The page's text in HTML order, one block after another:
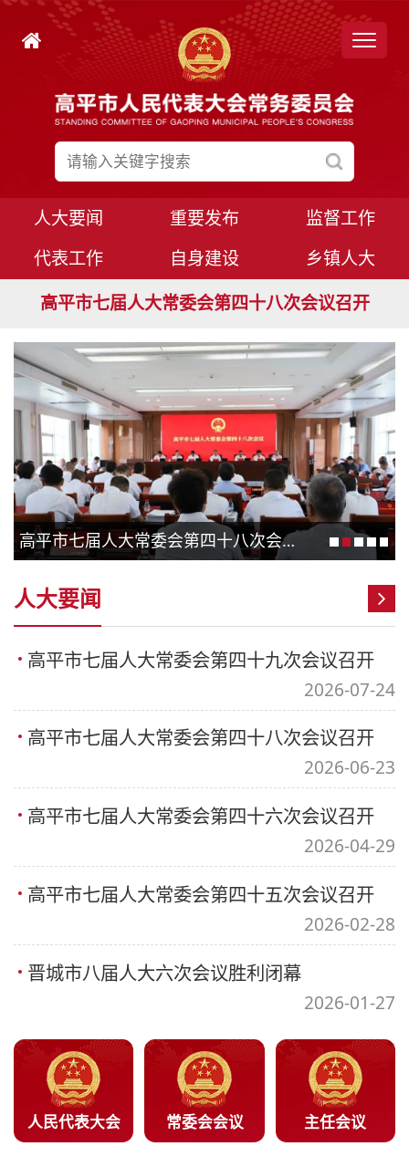
人大要闻 重要发布
监督工作
代表工作
自身建设
乡镇人大
高平市七届人大八次会议胜利闭幕
高平市七届人大常委会第四十九次会议召开
高平市七届人大常委会第四十八次会议召开
高平市七届人大常委会第四十八次会议召开
人大要闻
高平市七届人大常委会第四十九次会议召开
2026-07-24
高平市七届人大常委会第四十八次会议召开
2026-06-23
高平市七届人大常委会第四十六次会议召开
2026-04-29
高平市七届人大常委会第四十五次会议召开
2026-02-28
晋城市八届人大六次会议胜利闭幕
2026-01-27
人民代表大会 常委会会议 主任会议